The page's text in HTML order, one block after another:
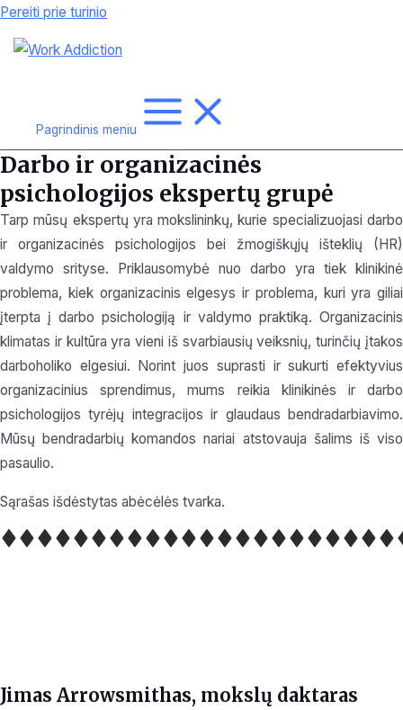
Pereiti prie turinio
Pagrindinis meniu
Darbo ir organizacinės
psichologijos ekspertų grupė
Tarp mūsų ekspertų yra mokslininkų, kurie specializuojasi darbo
ir organizacinės psichologijos bei žmogiškųjų išteklių (HR)
valdymo srityse. Priklausomybė nuo darbo yra tiek klinikinė
problema, kiek organizacinis elgesys ir problema, kuri yra giliai
įterpta į darbo psichologiją ir valdymo praktiką. Organizacinis
klimatas ir kultūra yra vieni iš svarbiausių veiksnių, turinčių įtakos
darboholiko elgesiui. Norint juos suprasti ir sukurti efektyvius
organizacinius sprendimus, mums reikia klinikinės ir darbo
psichologijos tyrėjų integracijos ir glaudaus bendradarbiavimo.
Mūsų bendradarbių komandos nariai atstovauja šalims iš viso
pasaulio.
Sąrašas išdėstytas abėcėlės tvarka.
Jimas Arrowsmithas, mokslų daktaras